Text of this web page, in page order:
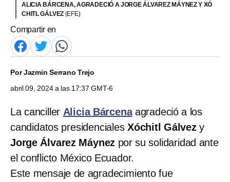
ALICIA BÁRCENA, AGRADECIÓ A JORGE ÁLVAREZ MÁYNEZ Y XÓ
CHITL GÁLVEZ (EFE)
Compartir en
PorJazmin Serrano Trejo
abril 09, 2024 a las 17:37 GMT-6
La canciller Alicia Bárcena agradeció a los
candidatos presidencialesXóchitl Gálvezy
Jorge Álvarez Máynez por su solidaridad ante
el conflicto México Ecuador.
Este mensaje de agradecimiento fue